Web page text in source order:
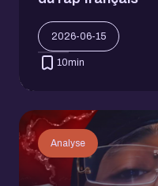
2026-06-15
10min
Analyse